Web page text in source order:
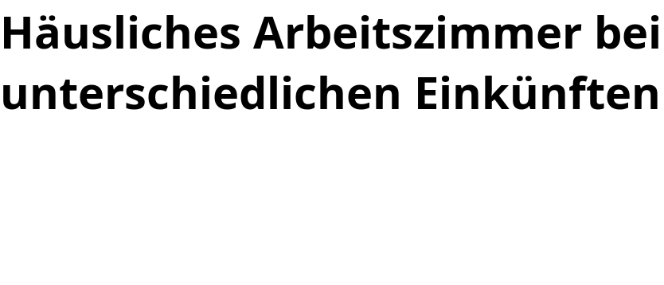
Häusliches Arbeitszimmer bei
unterschiedlichen Einkünften